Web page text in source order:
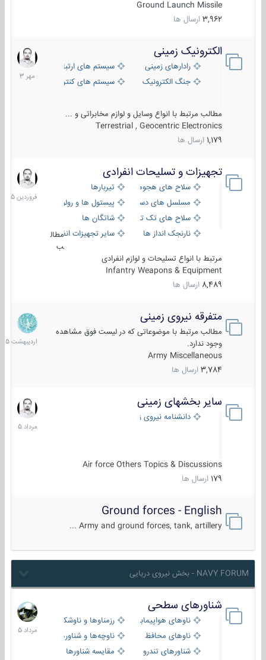
Ground Launch Missile
3,962 ارسال ها
الکترونیک زمینی
رادارهای زمینی
سیستم های ارتباطی و جمع آوری
جنگ الکترونیک
سیستم های کنترل آتش و تجهیزات
مطالب مرتبط با انواع وسایل و لوازم مخابراتی و ...
Terrestrial , Geocentric Electronics
1,179 ارسال ها
1
مهر
1403
تجهیزات و تسلیحات انفرادی
سلاح های هجومی
تیربارها
مسلسل های دستی
پیستول ها و رولورها
سلاح های تک تیر اندازیشاتگان ها
نارنجک انداز ها
سایر تجهیزات انفرادی
مطال
ب
مرتبط با انواع تسلیحات و لوازم انفرادی
Infantry Weapons & Equipment
8,489 ارسال ها
17
فروردین
1405
متفرقه نیروی زمینی
مطالب مرتبط با موضوعاتی که در لیست فوق مشاهده
وجود ندارد.
Army Miscellaneous
3,784 ارسال ها
27
1405
سایر بخشهای زمینی
دانشنامه نیروی زمینی
Air force Others Topics & Discussions
179 ارسال ها
9
مرداد
1405
Ground forces - English
Army and ground forces, tank, artillery ...
NAVY FORUM - بخش نیروی دریایی
شناورهای سطحی
ناوهای هواپیمابر و بالگرد بررزمناوها و ناوشکن‌ها
ناوهای محافظ
ناوچه‌ها و شناورهای گشتی
شناورهای تندرو
مقایسه شناورها
2
مرداد
1405